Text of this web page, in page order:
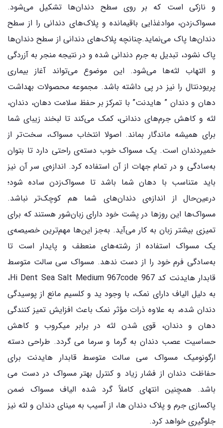
و نازکی است که بر روی سطح دندان‌ها تشکیل می‌شود.
مسواک‌زدن، موادغذایی باقیمانده و پلاک‌های دندانی را از سطح
دندان‌ها پاک می‌نماید.چنانچه پلاک‌های دندانی از سطح دندان‌ها
پاک نشود، تبدیل به جرم دندانی شده و در نتیجه منجر به آزردگی
و التهاب لثه‌ها می‌شود. این موضوع می‌تواند آغاز بیماری
پریودنتال را نیز در پی داشته باشد. مجموعه محصولات بهداشت
دهان و دندان ” هایدنت” با تمرکز بر حفظ سلامت دهان، دندان،
لثه و کاهش جرم‌های دندانی، کمک می‌کند تا لبخند زیبای شما
برای همیشه ماندگار بماند. اصولا انتخاب مسواک، سخت‌تر از
خمیردندان است. یک مسواک خوب دسته‌ی راحتی دارد تا بتوان
به‌سادگی و در تمام جهات از آن استفاده کرد. اندازه‌ی سر آن نیز
باید متناسب با دهان شما باشد تا مسواک‌زدن ساده شود؛
درعین‌حال از اندازه‌ی دندان‌های شما هم کوچک‌تر نباشد.
مسواک‌ها این روزها در پشت خود دارای زبان‌شور هستند که برای
تمیزی بیشتر زبان به کار می‌آید. به‌جز این‌ها مهم‌ترین خصیصه‌ی
یک مسواک استفاده از رشته‌های منعطف و پایدار است تا
به‌سادگی فرم خود را از دست ندهد. مسواک سی سالت متوسط
قابدار هایدنت کد 967 Hi Dent Sea Salt Medium 967code،
به دلیل الیاف دارای نمک، با وجود ید و کلسیم مانع از پوسیدگی
دندان شده، به علاوه ذرات مؤثر نمک باعث افزایش تمیز کنندگی
دهان و دندان، قوی شدن لثه در برابر میکروب و کاهش
حساسیت عصب دندان به گرما و سرما می گردد. طراحی دسته
ارگونومیک مسواک سی سالت متوسط قابدار هایدنت برای
حفاظت دندان از فشار زیاد و کنترل بهتر مسواک در دست می
باشد. همچنین انتهای کاملاً گرد شده الیاف مسواک ضمن
پاکسازی جرم و پلاک دندان ها، از آسیب به مینای دندان و لثه نیز
جلوگیری خواهد کرد.